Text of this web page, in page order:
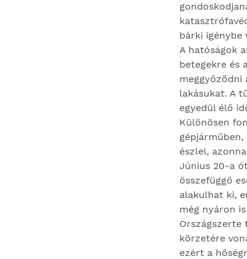
bárki igénybe
A hatóságok
betegekre és
meggyőződni
lakásukat. A
egyedül élő
Különösen
észlel,
Június 20-a
összefüggő
alakulhat ki,
még nyáron
Országszerte
körzetére
ezért a